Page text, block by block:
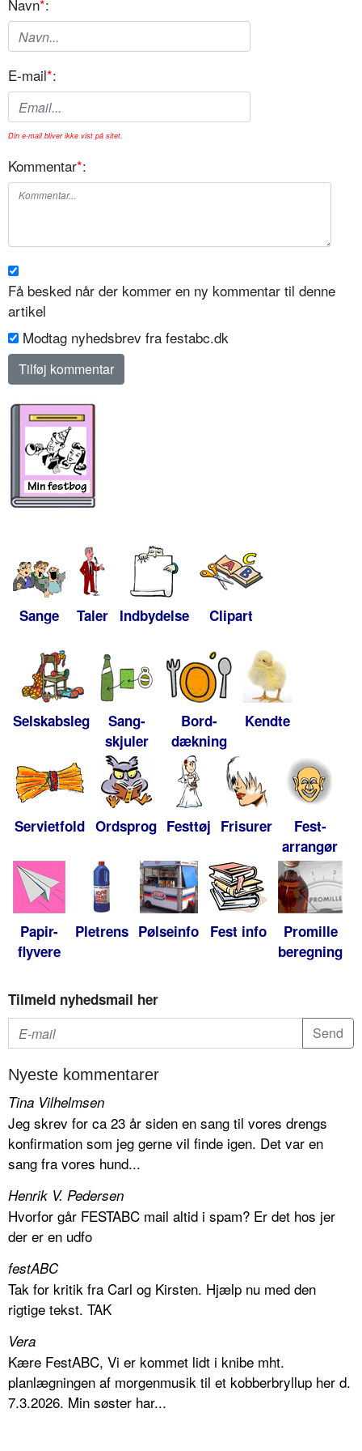
Navn*:
E-mail*:
Din e-mail bliver ikke vist på sitet.
Kommentar*:
Få besked når der kommer en ny kommentar til denne
artikel
Modtag nyhedsbrev fra festabc.dk
Sange Taler Indbydelse Clipart
Selskabsleg
Sang-
skjuler
Bord-
dækning
Kendte
Servietfold Ordsprog Festtøj Frisurer
Fest-
arrangør
Papir-
flyvere
Pletrens Pølseinfo Fest info
Promille
beregning
Tilmeld nyhedsmail her
Nyeste kommentarer
Tina Vilhelmsen
Jeg skrev for ca 23 år siden en sang til vores drengs
konfirmation som jeg gerne vil finde igen. Det var en
sang fra vores hund...
Henrik V. Pedersen
Hvorfor går FESTABC mail altid i spam? Er det hos jer
der er en udfo
festABC
Tak for kritik fra Carl og Kirsten. Hjælp nu med den
rigtige tekst. TAK
Vera
Kære FestABC, Vi er kommet lidt i knibe mht.
planlægningen af morgenmusik til et kobberbryllup her d.
7.3.2026. Min søster har...